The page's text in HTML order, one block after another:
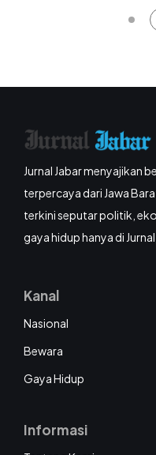
Jurnal Jabar menyajikan
terpercaya dari Jawa
terkini seputar politik,
gaya hidup hanya di
Kanal
Nasional
Bewara
Gaya Hidup
Informasi